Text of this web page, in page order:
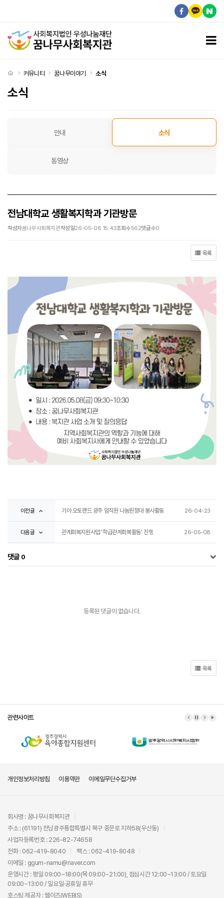
처음으로
커뮤니티 꿈나무이야기 소식
소식
안내 소식
동영상
전남대학교 생활복지학과 기관방문
작성자꿈나무사회복지관작성일26-05-08 15:43조회수562댓글수0
목록
이전글 기아 오토랜드 광주 임직원 나눔원정대 봉사활동 26-04-23
다음글 관계회복지원사업 '학급관계회복활동' 진행 26-05-08
댓글 0
등록된 댓글이 없습니다.
목록
관련사이트 이전 배너
배너 정지
다음 배
배
개인정보처리방침 이용약관 이메일무단수집거부
회사명 : 꿈나무사회복지관
주소 : (61191) 전남광주통합특별시 북구 중문로 지하58(우산동)
사업자등록번호 : 226-82-74658
전화 : 062-419-8040
팩스 : 062-419-8048
이메일 : ggum-namu@naver.com
운영시간 : 평일 09:00~18:00(목 09:00~21:00), 점심시간 12:00~13:00 / 토요일
09:00~13:00 / 일요일·공휴일 휴무
호스팅 제공자 :웹이즈(WEBIS)